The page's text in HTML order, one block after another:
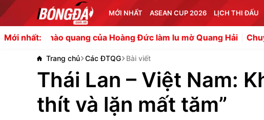
MỚI NHẤT ASEAN CUP 2026 LỊCH THI ĐẤU
Mới nhất:
quang của Hoàng Đức làm lu mờ Quang Hải Chuyên gia tiết lộ
Trang chủ Các ĐTQG Bài viết
Thái Lan – Việt Nam:
thít và lặn mất tăm”